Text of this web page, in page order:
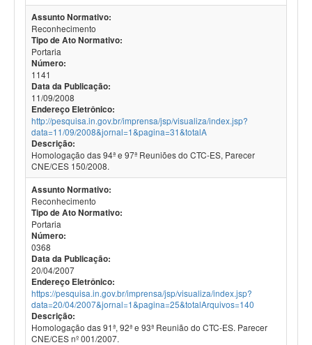
Assunto Normativo:
Reconhecimento
Tipo de Ato Normativo:
Portaria
Número:
1141
Data da Publicação:
11/09/2008
Endereço Eletrônico:
http://pesquisa.in.gov.br/imprensa/jsp/visualiza/index.jsp?
data=11/09/2008&jornal=1&pagina=31&totalA
Descrição:
Homologação das 94ª e 97ª Reuniões do CTC-ES, Parecer
CNE/CES 150/2008.
Assunto Normativo:
Reconhecimento
Tipo de Ato Normativo:
Portaria
Número:
0368
Data da Publicação:
20/04/2007
Endereço Eletrônico:
https://pesquisa.in.gov.br/imprensa/jsp/visualiza/index.jsp?
data=20/04/2007&jornal=1&pagina=25&totalArquivos=140
Descrição:
Homologação das 91ª, 92ª e 93ª Reunião do CTC-ES. Parecer
CNE/CES nº 001/2007.